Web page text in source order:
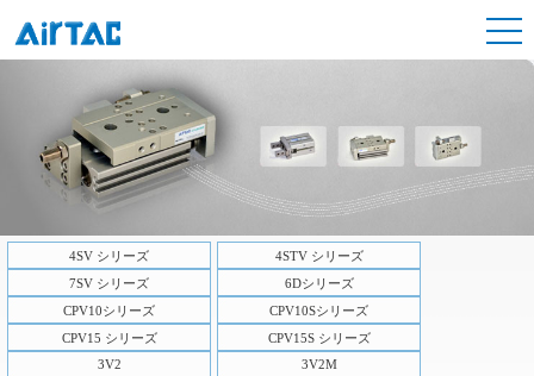
4SV シリーズ
4STV シリーズ
7SV シリーズ
6Dシリーズ
CPV10シリーズ
CPV10Sシリーズ
CPV15 シリーズ
CPV15S シリーズ
3V2
3V2M